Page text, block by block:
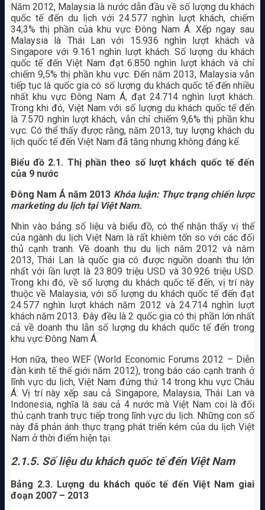
Năm 2012, Malaysia là nước dẫn đầu về số lượng du khách
quốc tế đến du lịch với 24.577 nghìn lượt khách, chiếm
34,3% thị phần của khu vực Đông Nam Á. Xếp ngay sau
Malaysia là Thái Lan với 15.936 nghìn lượt khách và
Singapore với 9.161 nghìn lượt khách. Số lượng du khách
quốc tế đến Việt Nam đạt 6.850 nghìn lượt khách và chỉ
chiếm 9,5% thị phần khu vực. Đến năm 2013, Malaysia vẫn
tiếp tục là quốc gia có số lượng du khách quốc tế đến nhiều
nhất khu vực Đông Nam Á, đạt 24.714 nghìn lượt khách.
Trong khi đó, Việt Nam với số lượng du khách quốc tế đến
là 7.570 nghìn lượt khách, vẫn chỉ chiếm 9,6% thị phần khu
vực. Có thể thấy được rằng, năm 2013, tuy lượng khách du
lịch quốc tế đến Việt Nam đã tăng nhưng không đáng kể.
Biểu đồ 2.1. Thị phần theo số lượt khách quốc tế đến
của 9 nước
Đông Nam Á năm 2013 Khóa luận: Thực trạng chiến lược
marketing du lịch tại Việt Nam.
Nhìn vào bảng số liệu và biểu đồ, có thể nhận thấy vị thế
của ngành du lịch Việt Nam là rất khiêm tốn so với các đối
thủ cạnh tranh. Về doanh thu du lịch năm 2012 và năm
2013, Thái Lan là quốc gia có được nguồn doanh thu lớn
nhất với lần lượt là 23.809 triệu USD và 30.926 triệu USD.
Trong khi đó, về số lượng du khách quốc tế đến, vị trí này
thuộc về Malaysia, với số lượng du khách quốc tế đến đạt
24.577 nghìn lượt khách năm 2012 và 24.714 nghìn lượt
khách năm 2013. Đây đều là 2 quốc gia có thị phần lớn nhất
cả về doanh thu lẫn số lượng du khách quốc tế đến trong
khu vực Đông Nam Á.
Hơn nữa, theo WEF (World Economic Forums 2012 – Diễn
đàn kinh tế thế giới năm 2012), trong báo cáo cạnh tranh ở
lĩnh vực du lịch, Việt Nam đứng thứ 14 trong khu vực Châu
Á. Vị trí này xếp sau cả Singapore, Malaysia, Thái Lan và
Indonesia, nghĩa là sau cả 4 nước mà Việt Nam coi là đối
thủ cạnh tranh trực tiếp trong lĩnh vực du lịch. Những con số
này đã phản ánh thực trạng phát triển kém của du lịch Việt
Nam ở thời điểm hiện tại.
2.1.5. Số liệu du khách quốc tế đến Việt Nam
Bảng 2.3. Lượng du khách quốc tế đến Việt Nam giai
đoạn 2007 – 2013